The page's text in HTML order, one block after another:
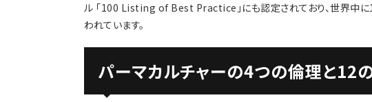
ル 「100 Listing of Best Practice」にも認定されており、世界中
われています。
パーマカルチャーの4つの倫理と12